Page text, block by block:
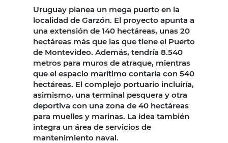
Uruguay planea un mega puerto en la
localidad de Garzón. El proyecto apunta a
una extensión de 140 hectáreas, unas 20
hectáreas más que las que tiene el Puerto
de Montevideo. Además, tendría 8.540
metros para muros de atraque, mientras
que el espacio marítimo contaría con 540
hectáreas. El complejo portuario incluiría,
asimismo, una terminal pesquera y otra
deportiva con una zona de 40 hectáreas
para muelles y marinas. La idea también
integra un área de servicios de
mantenimiento naval.